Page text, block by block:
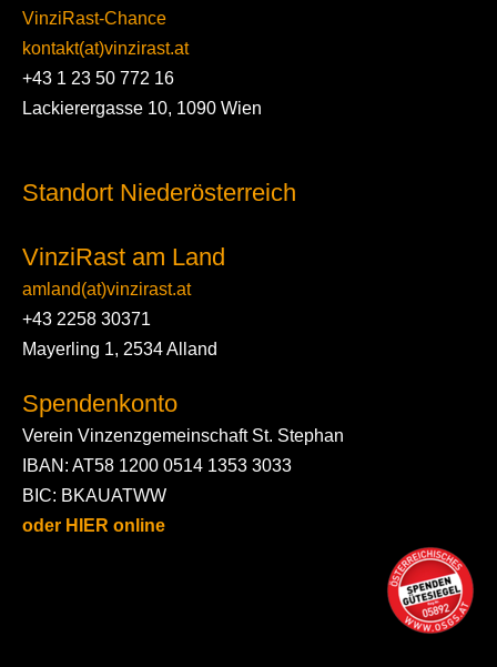
VinziRast-Chance
kontakt(at)vinzirast.at
+43 1 23 50 772 16
Lackierergasse 10, 1090 Wien
Standort Niederösterreich
VinziRast am Land
amland(at)vinzirast.at
+43 2258 30371
Mayerling 1, 2534 Alland
Spendenkonto
Verein Vinzenzgemeinschaft St. Stephan
IBAN: AT58 1200 0514 1353 3033
BIC: BKAUATWW
oder HIER online